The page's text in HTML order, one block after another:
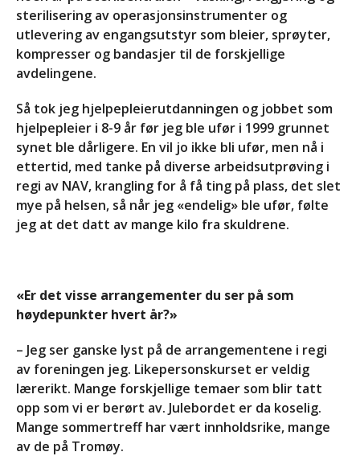
sterilisering av operasjonsinstrumenter og
utlevering av engangsutstyr som bleier, sprøyter,
kompresser og bandasjer til de forskjellige
avdelingene.
Så tok jeg hjelpepleierutdanningen og jobbet som
hjelpepleier i 8-9 år før jeg ble ufør i 1999 grunnet
synet ble dårligere. En vil jo ikke bli ufør, men nå i
ettertid, med tanke på diverse arbeidsutprøving i
regi av NAV, krangling for å få ting på plass, det slet
mye på helsen, så når jeg «endelig» ble ufør, følte
jeg at det datt av mange kilo fra skuldrene.
«Er det visse arrangementer du ser på som
høydepunkter hvert år?»
– Jeg ser ganske lyst på de arrangementene i regi
av foreningen jeg. Likepersonskurset er veldig
lærerikt. Mange forskjellige temaer som blir tatt
opp som vi er berørt av. Julebordet er da koselig.
Mange sommertreff har vært innholdsrike, mange
av de på Tromøy.